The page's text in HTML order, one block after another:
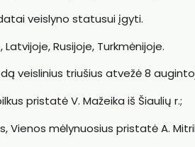
veislyno statusui įgyti.
Rusijoje, Turkmėnijoje.
veislinius triušius atvežė 8
pristatė V. Mažeika iš Šiaulių r.;
Vienos mėlynuosius pristatė A.